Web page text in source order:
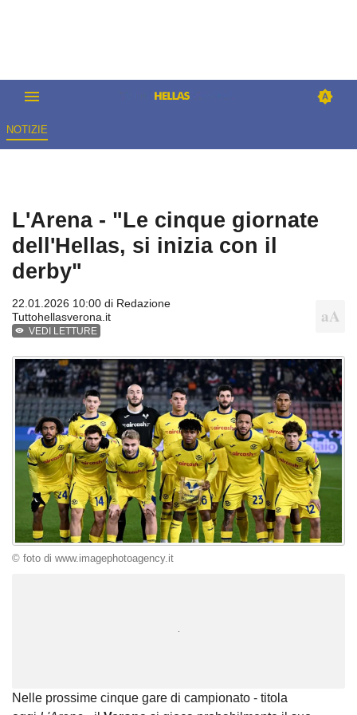
NOTIZIE
L'Arena - "Le cinque giornate
dell'Hellas, si inizia con il
derby"
22.01.2026 10:00 di Redazione
Tuttohellasverona.it
VEDI LETTURE
© foto di www.imagephotoagency.it
Nelle prossime cinque gare di campionato - titola